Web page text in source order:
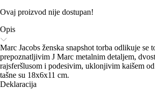
Ovaj proizvod nije dostupan!
Opis
Marc Jacobs ženska snapshot torba odlikuje se
prepoznatljivim J Marc metalnim detaljem,
rajsferšlusom i podesivim, uklonjivim kaišem
tašne su 18x6x11 cm.
Deklaracija